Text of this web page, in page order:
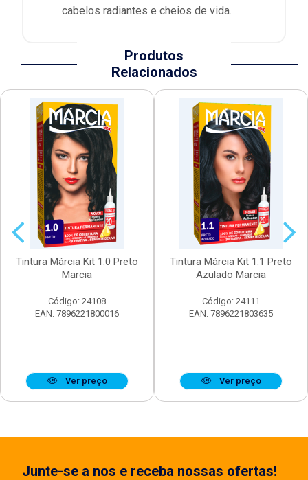
cabelos radiantes e cheios de vida.
Produtos
Relacionados
Tintura Márcia Kit 1.0 Preto
Marcia
Código: 24108
EAN: 7896221800016
Ver preço
Tintura Márcia Kit 1.1 Preto
Azulado Marcia
Código: 24111
EAN: 7896221803635
Ver preço
Junte-se a nos e receba nossas ofertas!